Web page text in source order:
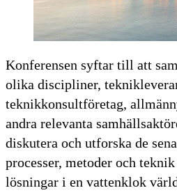
Konferensen syftar till att
olika discipliner,
teknikkonsultföretag,
andra relevanta
diskutera och utforska de
processer, metoder och
lösningar i en vattenklok